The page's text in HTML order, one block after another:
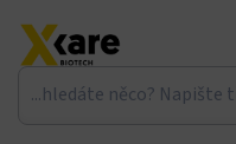
content